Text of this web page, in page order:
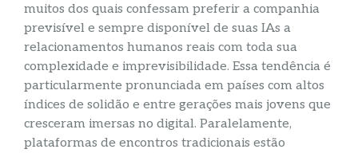
muitos dos quais confessam preferir a companhia
previsível e sempre disponível de suas IAs a
relacionamentos humanos reais com toda sua
complexidade e imprevisibilidade. Essa tendência é
particularmente pronunciada em países com altos
índices de solidão e entre gerações mais jovens que
cresceram imersas no digital. Paralelamente,
plataformas de encontros tradicionais estão